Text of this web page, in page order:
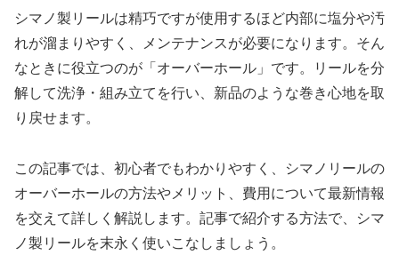
シマノ製リールは精巧ですが使用するほど内部に塩分や汚
れが溜まりやすく、メンテナンスが必要になります。そん
なときに役立つのが「オーバーホール」です。リールを分
解して洗浄・組み立てを行い、新品のような巻き心地を取
り戻せます。
この記事では、初心者でもわかりやすく、シマノリールの
オーバーホールの方法やメリット、費用について最新情報
を交えて詳しく解説します。記事で紹介する方法で、シマ
ノ製リールを末永く使いこなしましょう。